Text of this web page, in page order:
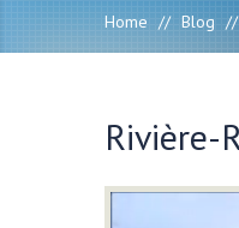
Home // Blog //
Rivière-